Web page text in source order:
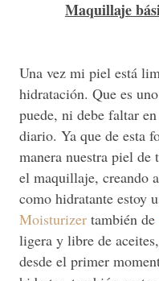
Maquillaje
Una vez mi piel está
hidratación. Que es
puede, ni debe faltar
diario. Ya que de esta
manera nuestra piel
el maquillaje, creando
como hidratante estoy
Moisturizer también de
ligera y libre de
desde el primer